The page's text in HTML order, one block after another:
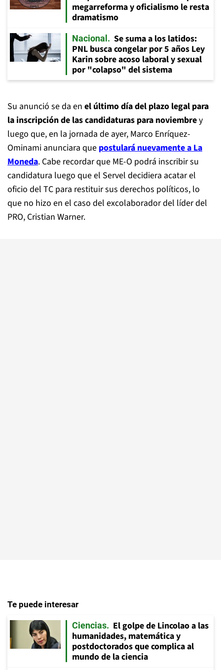
megarreforma y oficialismo le resta
dramatismo
Nacional
Se suma a los latidos:
PNL busca congelar por 5 años Ley
Karin sobre acoso laboral y sexual
por "colapso" del sistema
Su anunció se da en el último día del plazo legal para
la inscripción de las candidaturas para noviembrey
luego que, en la jornada de ayer, Marco Enríquez-
Ominami anunciara que postulará nuevamente a La
Moneda. Cabe recordar que ME-O podrá inscribir su
candidatura luego que el Servel decidiera acatar el
oficio del TC para restituir sus derechos políticos, lo
que no hizo en el caso del excolaborador del líder del
PRO, Cristian Warner.
Te puede interesar
Ciencias
El golpe de Lincolao a las
humanidades, matemática y
postdoctorados que complica al
mundo de la ciencia